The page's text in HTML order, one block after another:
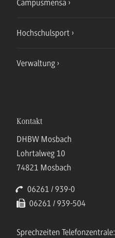
Campusmensa
Hochschulsport
Verwaltung
Kontakt
DHBW Mosbach
Lohrtalweg 10
74821 Mosbach
06261 / 939-0
06261 / 939-504
Sprechzeiten Telefonzentrale: